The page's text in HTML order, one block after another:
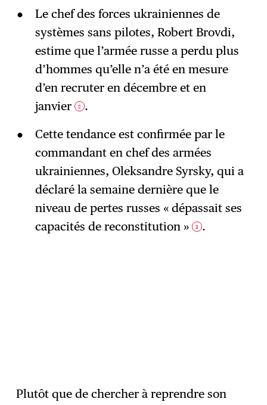
Le chef des forces ukrainiennes de
systèmes sans pilotes, Robert Brovdi,
estime que l’armée russe a perdu plus
d’hommes qu’elle n’a été en mesure
d’en recruter en décembre et en
janvier
2 .
Cette tendance est confirmée par le
commandant en chef des armées
ukrainiennes, Oleksandre Syrsky, qui a
déclaré la semaine dernière que le
niveau de pertes russes « dépassait ses
capacités de reconstitution »
3 .
Plutôt que de chercher à reprendre son